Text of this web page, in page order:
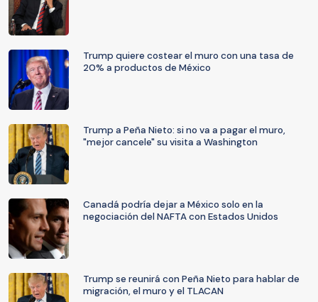
Trump quiere costear el muro con una tasa de
20% a productos de México
Trump a Peña Nieto: si no va a pagar el muro,
"mejor cancele" su visita a Washington
Canadá podría dejar a México solo en la
negociación del NAFTA con Estados Unidos
Trump se reunirá con Peña Nieto para hablar de
migración, el muro y el TLACAN